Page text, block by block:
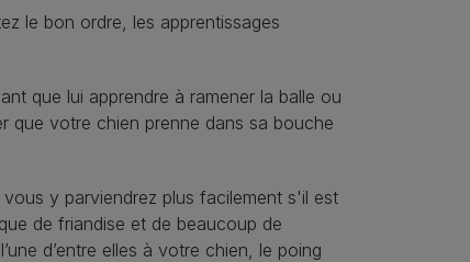
le bon ordre, les apprentissages
que lui apprendre à ramener la balle ou
que votre chien prenne dans sa bouche
y parviendrez plus facilement s'il est
de friandise et de beaucoup de
d’entre elles à votre chien, le poing